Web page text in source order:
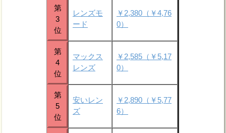
第
3
位
レンズモ
ード
￥2,380（￥4,76
0）
第
4
位
マックス
レンズ
￥2,585（￥5,17
0）
第
5
位
安いレン
ズ
￥2,890（￥5,77
6）